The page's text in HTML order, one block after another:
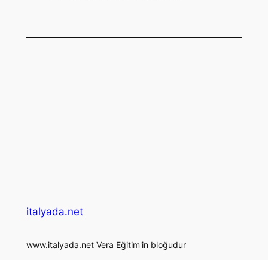
italyada.net
www.italyada.net Vera Eğitim'in bloğudur